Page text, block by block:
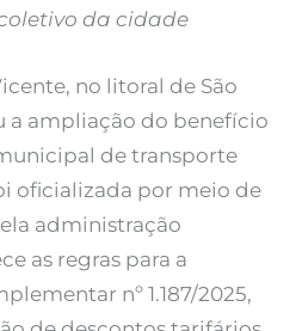
da cidade
no litoral de São
a ampliação do benefício
de transporte
oficializada por meio de
administração
as regras para a
nº 1.187/2025,